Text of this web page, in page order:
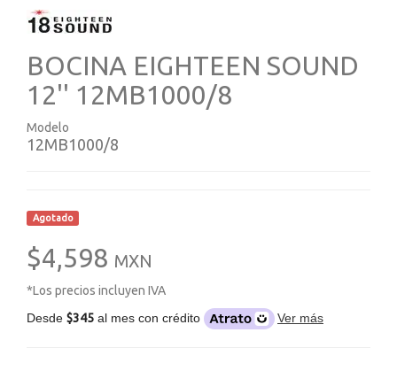
BOCINA EIGHTEEN SOUND
12'' 12MB1000/8
Modelo
12MB1000/8
Agotado
$4,598 MXN
*Los precios incluyen IVA
Desde $345 al mes con crédito Ver más